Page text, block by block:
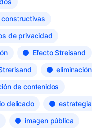
de privacidad
Efecto Streisand
eliminación
de contenidos
delicado estrategia
imagen pública